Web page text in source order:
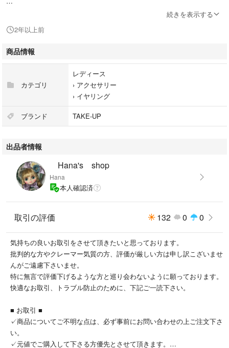
フィット感のあるイヤリングです。
クールな印象のイエローゴールドのスクエアと柔らかいラウンドのピンク
タンスイパールが大人キレイな印象にしてくれます。
素材
全長縦約17.0mm、横約14.0mm
#テイクアップ
#TAKEUP
#イヤカフ
#イヤリング
続きを表示する
2年以上前
商品情報
カテゴリ
レディース
› アクセサリー
› イヤリング
ブランド TAKE-UP
出品者情報
Hana's shop
Hana
本人確認済
取引の評価 132 0 0
気持ちの良いお取引をさせて頂きたいと思っております。
批判的な方やクレーマー気質の方、評価が厳しい方は申し訳こざいませ
んがご遠慮下さいませ。
特に無言で評価下げるような方と巡り会わないように願っております。
快適なお取引、トラブル防止のために、下記ご一読下さい。
■ お取引 ■
✓商品についてご不明な点は、必ず事前にお問い合わせの上ご注文下さ
い。
✓元値でご購入して下さる方優先とさせて頂きます。